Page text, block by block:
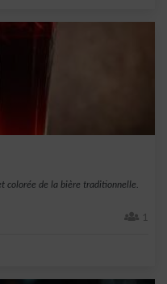
colorée de la bière traditionnelle.
1